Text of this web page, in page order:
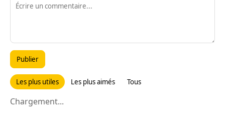
Publier
Les plus utiles Les plus aimés Tous
Chargement...